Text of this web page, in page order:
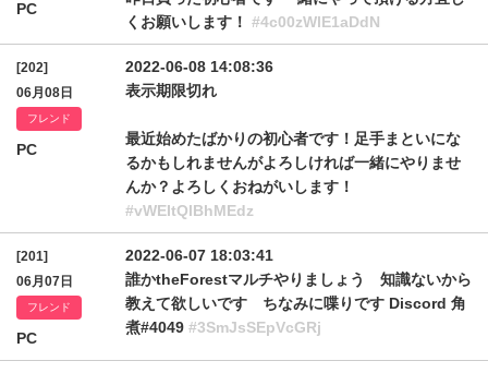
PC
くお願いします！ #4c00zWlE1aDdN
[202]
06月08日
フレンド
PC
2022-06-08 14:08:36
表示期限切れ
最近始めたばかりの初心者です！足手まといにな
るかもしれませんがよろしければ一緒にやりませ
んか？よろしくおねがいします！
#vWEItQlBhMEdz
[201]
06月07日
フレンド
PC
2022-06-07 18:03:41
誰かtheForestマルチやりましょう 知識ないから
教えて欲しいです ちなみに喋りです Discord 角
煮#4049 #3SmJsSEpVcGRj